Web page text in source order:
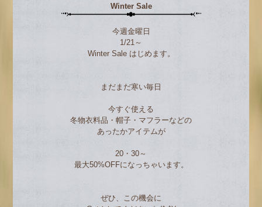
Winter Sale
今週金曜日
1/21～
Winter Sale はじめます。
まだまだ寒い毎日
今すぐ使える
冬物衣料品・帽子・マフラーなどの
あったかアイテムが
20・30～
最大50%OFFになっちゃいます。
ぜひ、この機会に